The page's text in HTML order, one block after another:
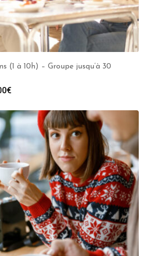
(1 à 10h) – Groupe jusqu’à 30
€
prix :
279.00€
à
729.00€